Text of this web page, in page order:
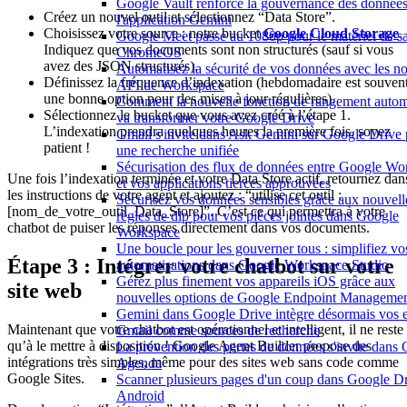
Google Vault renforce la gouvernance des
l'application Gemini
Google Meet passe au 1080p pour le matériel de
ChromeOS
Automatisez la sécurité de vos données avec les
API de Workspace
Comment la nouvelle fonction de rangement
va transformer votre Google Drive
Gmail s'invite dans Ask Gemini sur Google Drive
une recherche unifiée
Sécurisation des flux de données entre Google
et vos applications tierces approuvées
Sécurisez vos données sensibles grâce aux
règles de dlp pour vos pièces jointes dans Google
Workspace
Une boucle pour les gouverner tous : simplifiez
automatisations dans Google Workspace Studio
Gérez plus finement vos appareils iOS grâce aux
nouvelles options de Google Endpoint
Gemini dans Google Drive intègre désormais vos
Gmail comme sources de recherche
La prévention des pertes de données s'invite dans
Agenda
Scanner plusieurs pages d'un coup dans Google
Android
Créez un nouvel outil et sélectionnez “Data Store”.
Choisissez votre source : notre bucketGoogle Cloud Storage.
Indiquez que vos documents sont non structurés (sauf si vous
avez des JSON structurés).
Définissez la fréquence d’indexation (hebdomadaire est
une bonne option pour des mises à jour régulières).
Sélectionnez le bucket que vous avez créé à l’étape 1.
L’indexation prendra quelques heures la première fois, soyez
patient !
Une fois l’indexation terminée et votre Data Store actif, retournez
les instructions de votre agent et ajoutez : “utilise cet outil :
[nom_de_votre_outil_Data_Store]”. C’est ce qui permettra à votre
chatbot de puiser les réponses directement dans vos documents.
Étape 3 : Intégrer votre chatbot sur votre
site web
Maintenant que votre chatbot est opérationnel et intelligent, il ne reste
qu’à le mettre à disposition ! Google Agent Builder propose des
intégrations très simples, même pour des sites web sans code comme
Google Sites.